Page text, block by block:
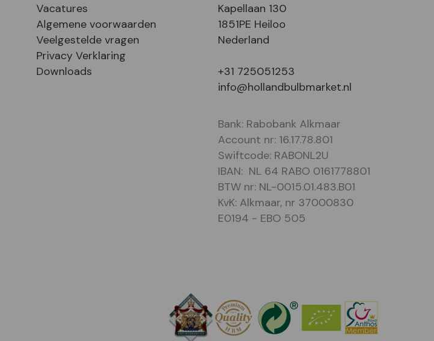
Vacatures
Algemene voorwaarden
Veelgestelde vragen
Privacy Verklaring
Downloads
Kapellaan 130
1851PE Heiloo
Nederland
+31 725051253
info@hollandbulbmarket.nl
Bank: Rabobank Alkmaar
Account nr: 16.17.78.801
Swiftcode: RABONL2U
IBAN: NL 64 RABO 0161778801
BTW nr: NL-0015.01.483.B01
KvK: Alkmaar, nr 37000830
E0194 - EBO 505